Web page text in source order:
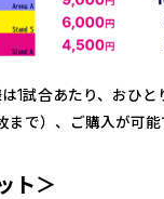
1試合あたり、おひと
まで）、ご購入が可能
ト＞